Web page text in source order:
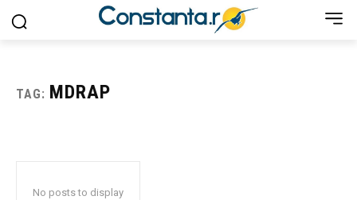
TAG: MDRAP
No posts to display